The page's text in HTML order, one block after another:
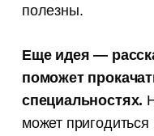
полезны.
Еще идея —
поможет
специальностях.
может